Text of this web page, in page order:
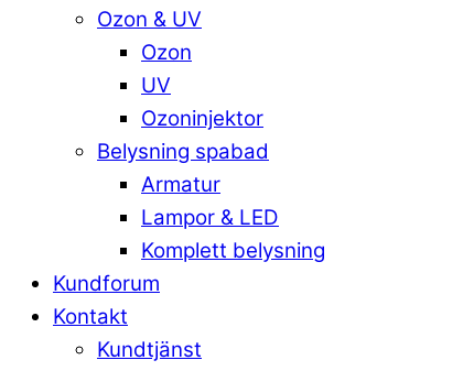
Ozon & UV
Ozon
UV
Ozoninjektor
Belysning spabad
Armatur
Lampor & LED
Komplett belysning
Kundforum
Kontakt
Kundtjänst